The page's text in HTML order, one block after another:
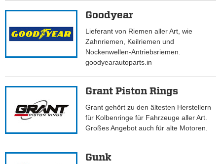
Goodyear
Lieferant von Riemen aller Art, wie
Zahnriemen, Keilriemen und
Nockenwellen-Antriebsriemen.
goodyearautoparts.in
Grant Piston Rings
Grant gehört zu den ältesten Herstellern
für Kolbenringe für Fahrzeuge aller Art.
Großes Angebot auch für alte Motoren.
Gunk